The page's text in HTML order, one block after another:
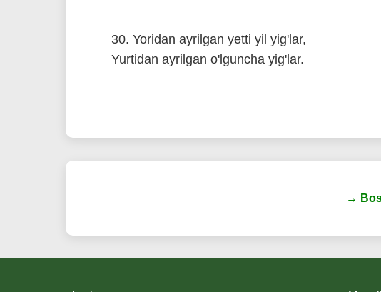
30. Yoridan ayrilgan yetti yil yig'lar,
Yurtidan ayrilgan o'lguncha yig'lar.
→